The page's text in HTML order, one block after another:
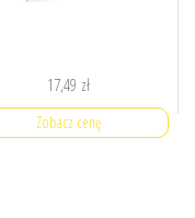
17,49 zł
Zobacz cenę